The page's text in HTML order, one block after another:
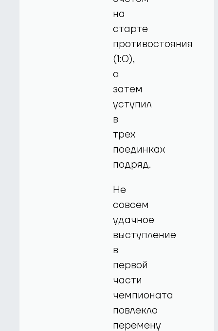
на
старте
противостояния
(1:0),
а
затем
уступил
в
трех
поединках
подряд.
Не
совсем
удачное
выступление
в
первой
части
чемпионата
повлекло
перемену